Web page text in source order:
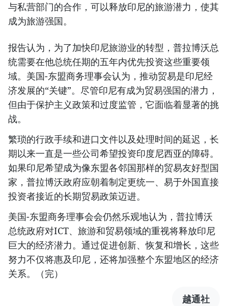
与私营部门的合作，可以释放印尼的旅游潜力，使其
成为旅游强国。
报告认为，为了加快印尼旅游业的转型，普拉博沃总
统需要在他总统任期的五年内优先投资这些重要领
域。美国-东盟商务理事会认为，推动贸易是印尼经
济发展的“关键”。尽管印尼有成为贸易强国的潜力，
但由于保护主义政策和过度监管，它面临着显著的挑
战。
繁琐的行政手续和进口文件以及处理时间的延迟，长
期以来一直是一些公司希望投资印度尼西亚的障碍。
如果印尼希望成为像东盟各邻国那样的贸易友好型国
家，普拉博沃政府应朝着制定更统一、易于外国直接
投资者接近的长期贸易政策迈进。
美国-东盟商务理事会会仍然乐观地认为，普拉博沃
总统政府对ICT、旅游和贸易领域的重视将释放印尼
巨大的经济潜力。通过促进创新、恢复和增长，这些
努力不仅将惠及印尼，还将加强整个东盟地区的经济
关系。（完）
越通社